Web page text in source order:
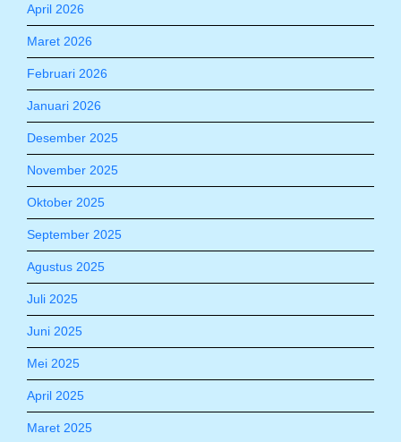
April 2026
Maret 2026
Februari 2026
Januari 2026
Desember 2025
November 2025
Oktober 2025
September 2025
Agustus 2025
Juli 2025
Juni 2025
Mei 2025
April 2025
Maret 2025